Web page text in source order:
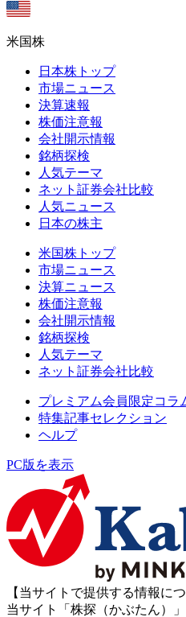
米国株
日本株トップ
市場ニュース
決算速報
株価注意報
会社開示情報
銘柄探検
人気テーマ
ネット証券会社比較
人気ニュース
日本の株主
米国株トップ
市場ニュース
決算ニュース
株価注意報
会社開示情報
銘柄探検
人気テーマ
ネット証券会社比較
プレミアム会員限定コラ
特集記事セレクション
ヘルプ
PC版を表示
【当サイトで提供する情報につ
当サイト「株探（かぶたん）